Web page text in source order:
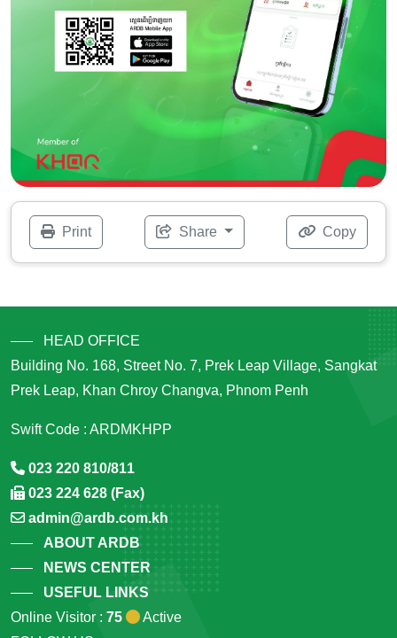
Print Share Copy
HEAD OFFICE
Building No. 168, Street No. 7, Prek Leap Village, Sangkat
Prek Leap, Khan Chroy Changva, Phnom Penh
Swift Code : ARDMKHPP
023 220 810/811
023 224 628 (Fax)
admin@ardb.com.kh
ABOUT ARDB
NEWS CENTER
USEFUL LINKS
Online Visitor : 75
Active